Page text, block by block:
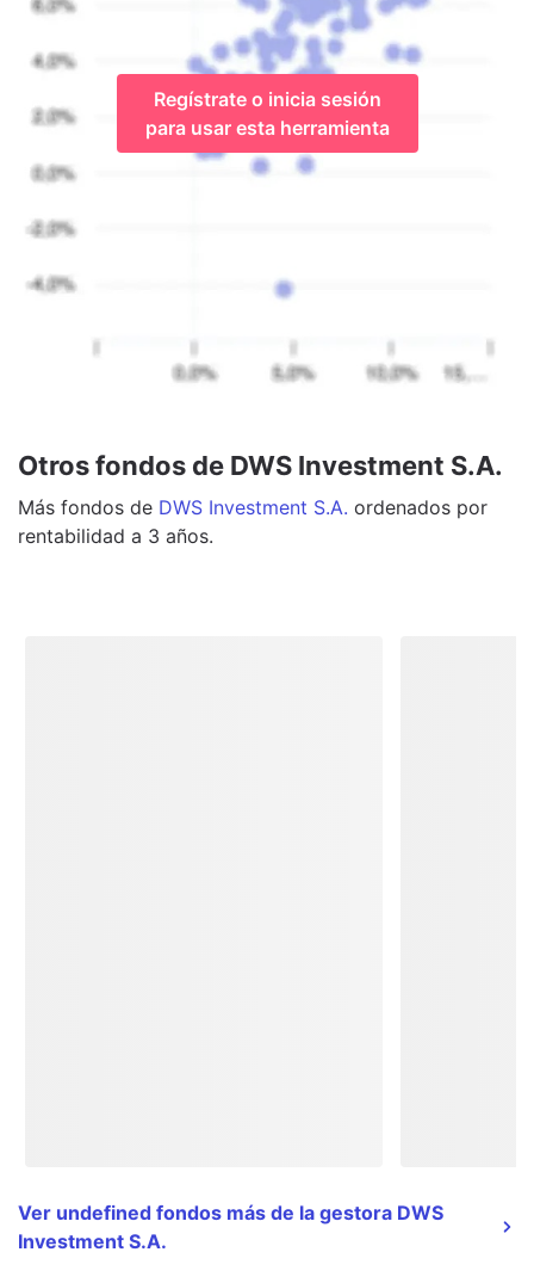
Regístrate o inicia sesión
para usar esta herramienta
Otros fondos de DWS Investment S.A.
Más fondos de DWS Investment S.A. ordenados por
rentabilidad a 3 años.
Ver undefined fondos más de la gestora DWS
Investment S.A.